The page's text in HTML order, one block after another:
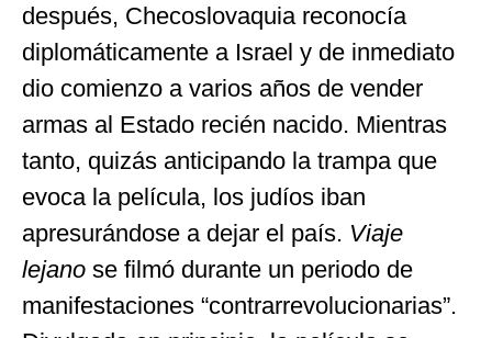
después, Checoslovaquia reconocía
diplomáticamente a Israel y de inmediato
dio comienzo a varios años de vender
armas al Estado recién nacido. Mientras
tanto, quizás anticipando la trampa que
evoca la película, los judíos iban
apresurándose a dejar el país. Viaje
lejano se filmó durante un periodo de
manifestaciones “contrarrevolucionarias”.